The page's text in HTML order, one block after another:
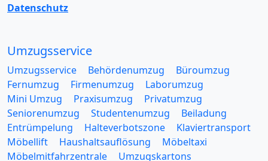
Datenschutz
Umzugsservice
Umzugsservice Behördenumzug
Büroumzug
Fernumzug
Firmenumzug
Laborumzug
Mini Umzug
Praxisumzug
Privatumzug
Seniorenumzug
Studentenumzug
Beiladung
Entrümpelung
Halteverbotszone
Klaviertransport
Möbellift
Haushaltsauflösung
Möbeltaxi
Möbelmitfahrzentrale
Umzugskartons